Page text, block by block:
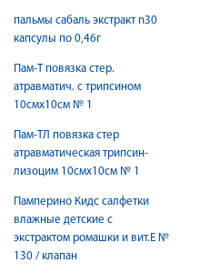
пальмы сабаль экстракт n30
капсулы по 0,46г
Пам-Т повязка стер.
атравматич. с трипсином
10смх10см № 1
Пам-ТЛ повязка стер
атравматическая трипсин-
лизоцим 10смх10см № 1
Памперино Кидс салфетки
влажные детские с
экстрактом ромашки и вит.Е №
130 / клапан